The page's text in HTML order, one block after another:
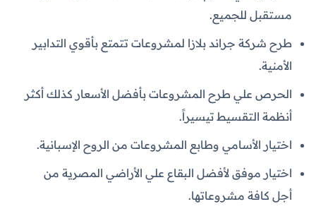
مستقبل للجميع.
طرح شركة جراند بلازا لمشروعات تتمتع بأقوي التدابير
الأمنية.
الحرص علي طرح المشروعات بأفضل الأسعار كذلك أكثر
أنظمة التقسيط تيسيراً.
اختيار الأسامي وطابع المشروعات من الروح الإسبانية.
اختيار موفق لأفضل البقاع علي الأراضي المصرية من
أجل كافة مشروعاتها.